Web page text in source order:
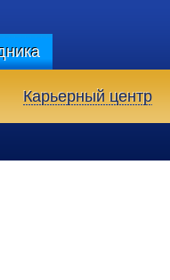
Карьерный центр